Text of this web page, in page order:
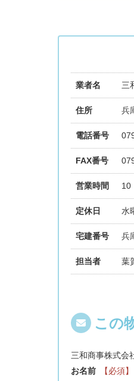
業者名 三
住所 兵
電話番号
FAX番号
営業時間 10
定休日 水
宅建番号 兵
担当者 葉
この
三和商事株式会
お名前
【必須】